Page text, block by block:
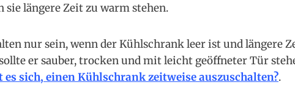
sie längere Zeit zu warm stehen.
nur sein, wenn der Kühlschrank leer ist und längere
er sauber, trocken und mit leicht geöffneter Tür
es sich, einen Kühlschrank zeitweise auszuschalten?.